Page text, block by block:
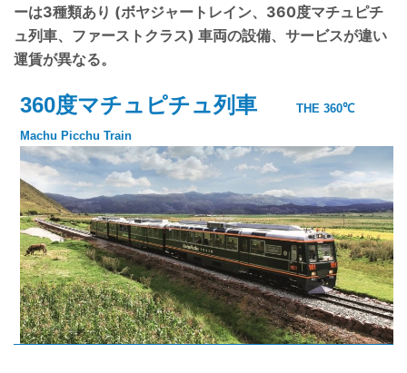
ーは3種類あり (ボヤジャートレイン、360度マチュピチ
ュ列車、ファーストクラス) 車両の設備、サービスが違い
運賃が異なる。
360度マチュピチュ列車
THE 360℃
Machu Picchu Train